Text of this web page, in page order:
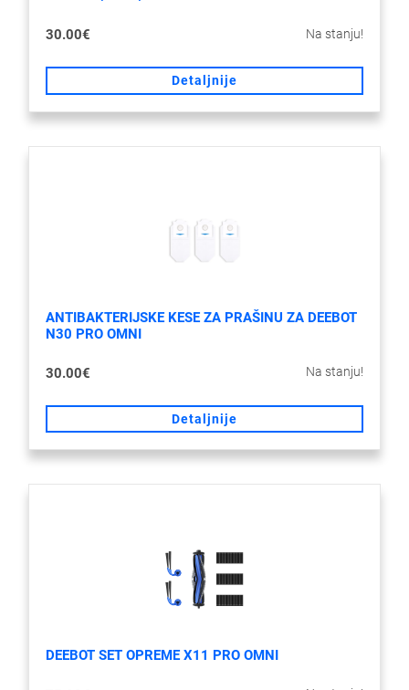
30.00€ Na stanju!
Detaljnije
ANTIBAKTERIJSKE KESE ZA PRAŠINU ZA DEEBOT
N30 PRO OMNI
30.00€ Na stanju!
Detaljnije
DEEBOT SET OPREME X11 PRO OMNI